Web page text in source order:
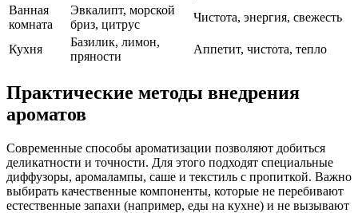
Ванная
комната
Эвкалипт, морской
бриз, цитрус
Чистота, энергия, свежесть
Кухня
Базилик, лимон,
пряности
Аппетит, чистота, тепло
Практические методы внедрения
ароматов
Современные способы ароматизации позволяют добиться
деликатности и точности. Для этого подходят специальные
диффузоры, аромалампы, саше и текстиль с пропиткой. Важно
выбирать качественные компоненты, которые не перебивают
естественные запахи (например, еды на кухне) и не вызывают